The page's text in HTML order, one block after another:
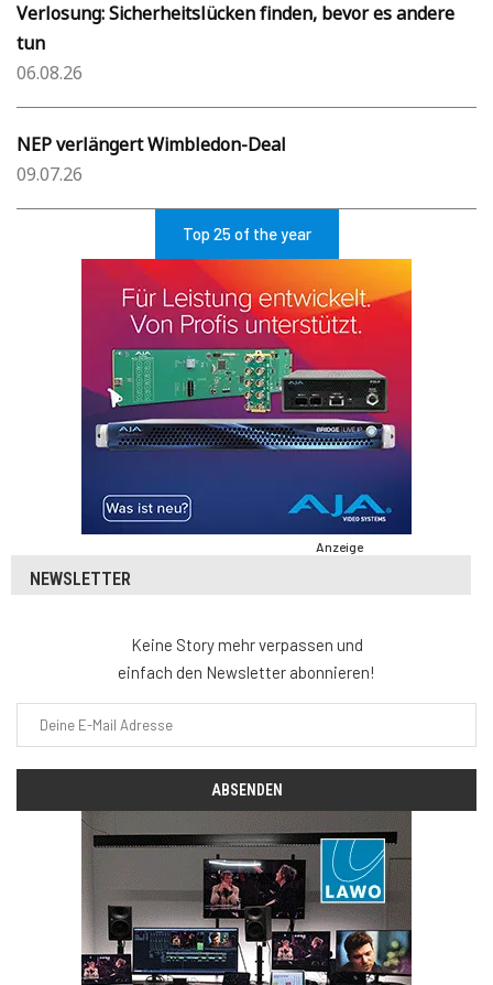
Verlosung: Sicherheitslücken finden, bevor es andere
tun
06.08.26
NEP verlängert Wimbledon-Deal
09.07.26
Top 25 of the year
Anzeige
NEWSLETTER
Keine Story mehr verpassen und
einfach den Newsletter abonnieren!